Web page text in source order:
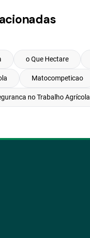
o Que Hectare
Matocompeticao
no Trabalho Agrícola